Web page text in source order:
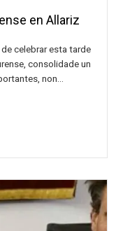
en Allariz
de celebrar esta tarde
consolidade un
non…